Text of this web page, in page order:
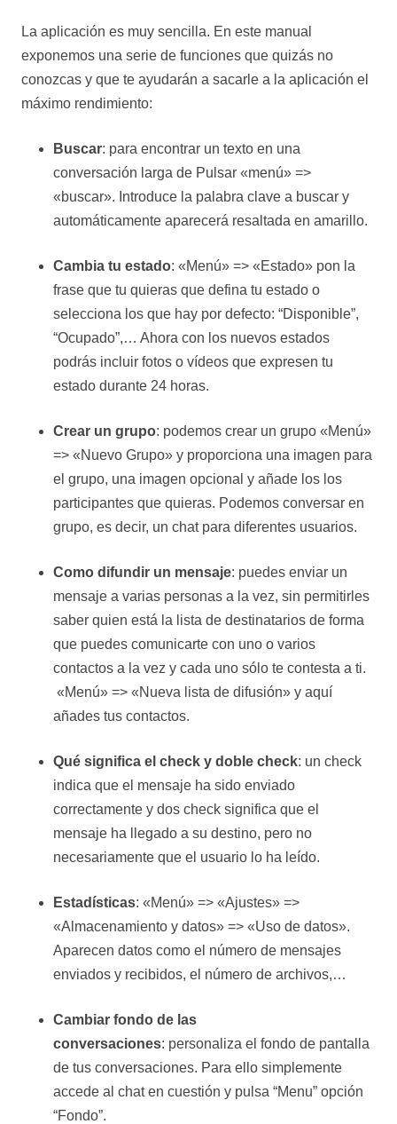
La aplicación es muy sencilla. En este manual
exponemos una serie de funciones que quizás no
conozcas y que te ayudarán a sacarle a la aplicación el
máximo rendimiento:
Buscar: para encontrar un texto en una
conversación larga de Pulsar «menú» =>
«buscar». Introduce la palabra clave a buscar y
automáticamente aparecerá resaltada en amarillo.
Cambia tu estado: «Menú» => «Estado» pon la
frase que tu quieras que defina tu estado o
selecciona los que hay por defecto: “Disponible”,
“Ocupado”,… Ahora con los nuevos estados
podrás incluir fotos o vídeos que expresen tu
estado durante 24 horas.
Crear un grupo: podemos crear un grupo «Menú»
=> «Nuevo Grupo» y proporciona una imagen para
el grupo, una imagen opcional y añade los los
participantes que quieras. Podemos conversar en
grupo, es decir, un chat para diferentes usuarios.
Como difundir un mensaje: puedes enviar un
mensaje a varias personas a la vez, sin permitirles
saber quien está la lista de destinatarios de forma
que puedes comunicarte con uno o varios
contactos a la vez y cada uno sólo te contesta a ti.
«Menú» => «Nueva lista de difusión» y aquí
añades tus contactos.
Qué significa el check y doble check: un check
indica que el mensaje ha sido enviado
correctamente y dos check significa que el
mensaje ha llegado a su destino, pero no
necesariamente que el usuario lo ha leído.
Estadísticas: «Menú» => «Ajustes» =>
«Almacenamiento y datos» => «Uso de datos».
Aparecen datos como el número de mensajes
enviados y recibidos, el número de archivos,…
Cambiar fondo de las
conversaciones: personaliza el fondo de pantalla
de tus conversaciones. Para ello simplemente
accede al chat en cuestión y pulsa “Menu” opción
“Fondo”.